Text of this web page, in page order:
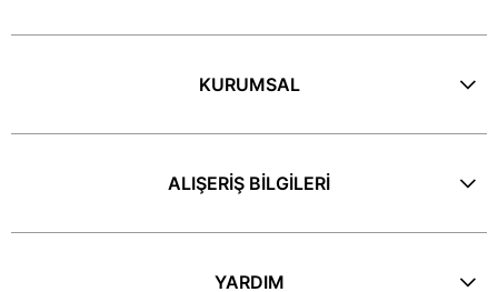
KURUMSAL
ALIŞERİŞ BİLGİLERİ
YARDIM